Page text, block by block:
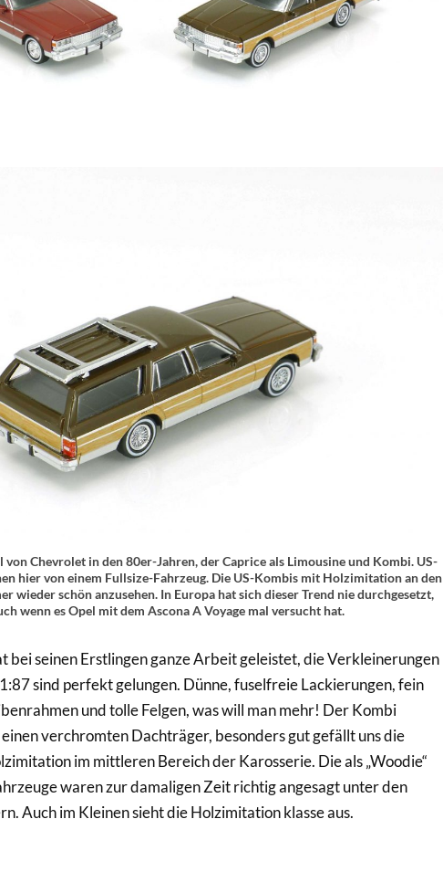
von Chevrolet in den 80er-Jahren, der Caprice als Limousine und Kombi. US-
hier von einem Fullsize-Fahrzeug. Die US-Kombis mit Holzimitation an den
wieder schön anzusehen. In Europa hat sich dieser Trend nie durchgesetzt,
wenn es Opel mit dem Ascona A Voyage mal versucht hat.
bei seinen Erstlingen ganze Arbeit geleistet, die Verkleinerungen
sind perfekt gelungen. Dünne, fuselfreie Lackierungen, fein
und tolle Felgen, was will man mehr! Der Kombi
verchromten Dachträger, besonders gut gefällt uns die
im mittleren Bereich der Karosserie. Die als „Woodie“
waren zur damaligen Zeit richtig angesagt unter den
Auch im Kleinen sieht die Holzimitation klasse aus.